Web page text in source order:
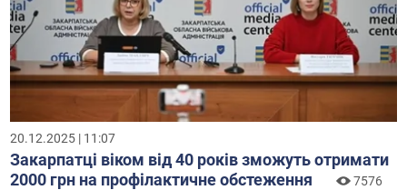
20.12.2025 | 11:07
Закарпатці віком від 40 років зможуть отримати
2000 грн на профілактичне обстеження
7576